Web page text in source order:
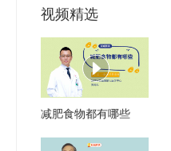
视频精选
减肥食物都有哪些